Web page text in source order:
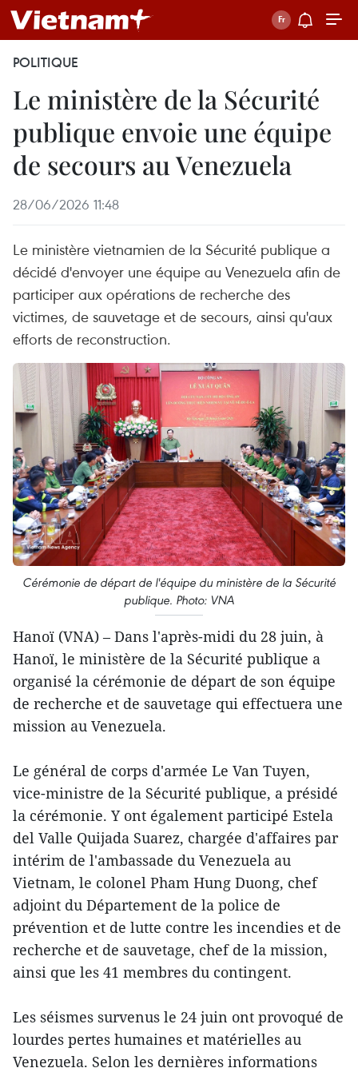
POLITIQUE
Le ministère de la Sécurité
publique envoie une équipe
de secours au Venezuela
28/06/2026 11:48
Le ministère vietnamien de la Sécurité publique a
décidé d'envoyer une équipe au Venezuela afin de
participer aux opérations de recherche des
victimes, de sauvetage et de secours, ainsi qu'aux
efforts de reconstruction.
Cérémonie de départ de l'équipe du ministère de la Sécurité
publique. Photo: VNA
Hanoï (VNA) – Dans l'après-midi du 28 juin, à
Hanoï, le ministère de la Sécurité publique a
organisé la cérémonie de départ de son équipe
de recherche et de sauvetage qui effectuera une
mission au Venezuela.
Le général de corps d'armée Le Van Tuyen,
vice-ministre de la Sécurité publique, a présidé
la cérémonie. Y ont également participé Estela
del Valle Quijada Suarez, chargée d'affaires par
intérim de l'ambassade du Venezuela au
Vietnam, le colonel Pham Hung Duong, chef
adjoint du Département de la police de
prévention et de lutte contre les incendies et de
recherche et de sauvetage, chef de la mission,
ainsi que les 41 membres du contingent.
Les séismes survenus le 24 juin ont provoqué de
lourdes pertes humaines et matérielles au
Venezuela. Selon les dernières informations